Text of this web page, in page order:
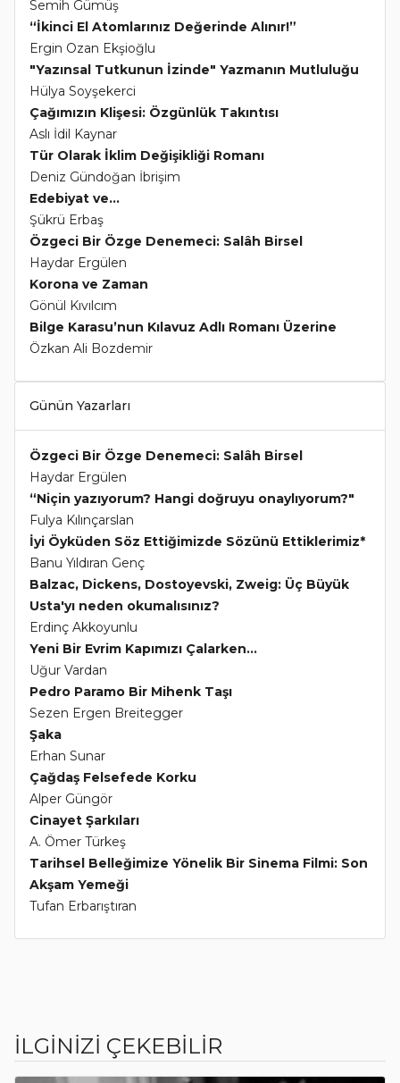
Semih Gümüş
“İkinci El Atomlarınız Değerinde Alınır!”
Ergin Ozan Ekşioğlu
"Yazınsal Tutkunun İzinde" Yazmanın Mutluluğu
Hülya Soyşekerci
Çağımızın Klişesi: Özgünlük Takıntısı
Aslı İdil Kaynar
Tür Olarak İklim Değişikliği Romanı
Deniz Gündoğan İbrişim
Edebiyat ve...
Şükrü Erbaş
Özgeci Bir Özge Denemeci: Salâh Birsel
Haydar Ergülen
Korona ve Zaman
Gönül Kıvılcım
Bilge Karasu’nun Kılavuz Adlı Romanı Üzerine
Özkan Ali Bozdemir
Günün Yazarları
Özgeci Bir Özge Denemeci: Salâh Birsel
Haydar Ergülen
“Niçin yazıyorum? Hangi doğruyu onaylıyorum?"
Fulya Kılınçarslan
İyi Öyküden Söz Ettiğimizde Sözünü Ettiklerimiz*
Banu Yıldıran Genç
Balzac, Dickens, Dostoyevski, Zweig: Üç Büyük
Usta'yı neden okumalısınız?
Erdinç Akkoyunlu
Yeni Bir Evrim Kapımızı Çalarken...
Uğur Vardan
Pedro Paramo Bir Mihenk Taşı
Sezen Ergen Breitegger
Şaka
Erhan Sunar
Çağdaş Felsefede Korku
Alper Güngör
Cinayet Şarkıları
A. Ömer Türkeş
Tarihsel Belleğimize Yönelik Bir Sinema Filmi: Son
Akşam Yemeği
Tufan Erbarıştıran
İLGİNİZİ ÇEKEBİLİR